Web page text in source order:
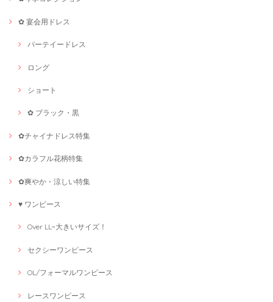
✿ 宴会用ドレス
パーテイードレス
ロング
ショート
✿ ブラック・黒
✿チャイナドレス特集
✿カラフル花柄特集
✿爽やか・涼しい特集
♥ ワンピース
Over LL~大きいサイズ！
セクシーワンピース
OL/フォーマルワンピース
レースワンピース